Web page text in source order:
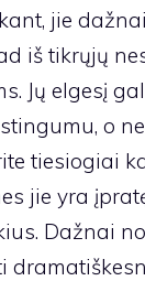
jie
iš tikrųjų
Jų elgesį
o ne
tiesiogiai
jie yra
Dažnai